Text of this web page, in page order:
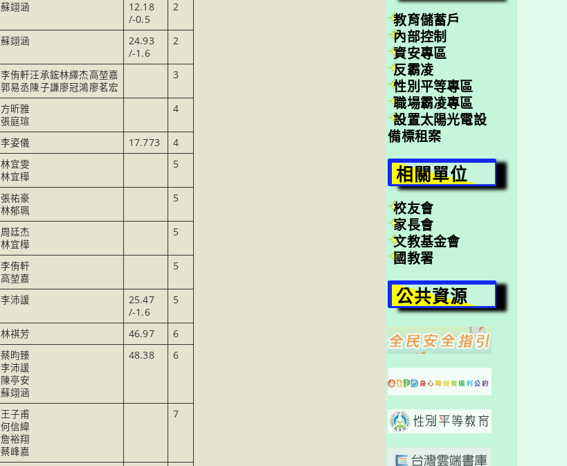
蘇翊涵
12.18
/-0.5
2
蘇翊涵
24.93
/-1.6
2
李侑軒汪承鋐林繹杰高堃嘉
郭易丞陳子謙廖冠鴻廖茗宏
3
方昕雅
張庭瑄
4
李姿儀 17.773
4
林宜雯
林宜樺
5
張祐豪
林郁珮
5
周廷杰
林宜樺
5
李侑軒
高堃嘉
5
李沛諼
25.47
/-1.6
5
林祺芳 46.97
6
蔡昀臻
李沛諼
陳亭安
蘇翊涵
48.38 6
王子甫
何信緯
詹裕翔
蔡峰嘉
7
教育儲蓄戶
內部控制
資安專區
反霸凌
性別平等專區
職場霸凌專區
設置太陽光電設
備標租案
相關單位
校友會
家長會
文教基金會
國教署
公共資源